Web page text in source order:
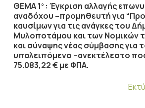
ΘΕΜΑ 1 ο: Έγκριση αλλαγής
αναδόχου –προμηθευτή για
καυσίμων για τις ανάγκες του
Mυλοποτάμου και των Νομικών
και σύναψης νέας σύμβασης για
υπολειπόμενο –ανεκτέλεστο
75.083,22 € με ΦΠΑ.